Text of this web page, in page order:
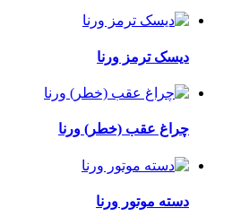
دیسک ترمز ورنا
چراغ عقب (خطر) ورنا
دسته موتور ورنا